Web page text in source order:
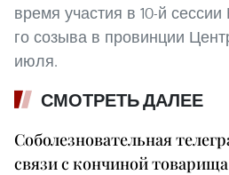
время участия в 10-й
го созыва в провинции
июля.
СМОТРЕТЬ ДАЛЕЕ
Соболезновательная
связи с кончиной товарища